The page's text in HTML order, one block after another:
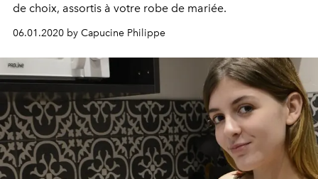
de choix, assortis à votre robe de mariée.
06.01.2020 by Capucine Philippe